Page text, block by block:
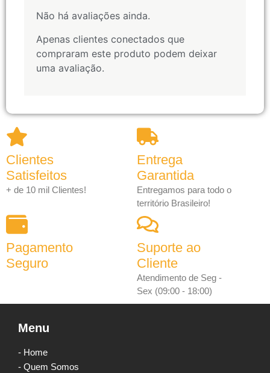
Não há avaliações ainda.
Apenas clientes conectados que
compraram este produto podem deixar
uma avaliação.
Clientes
Satisfeitos
+ de 10 mil Clientes!
Entrega
Garantida
Entregamos para todo o
território Brasileiro!
Pagamento
Seguro
Suporte ao
Cliente
Atendimento de Seg -
Sex (09:00 - 18:00)
Menu
- Home
- Quem Somos